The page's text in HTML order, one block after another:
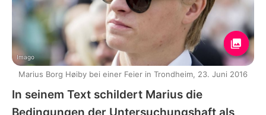
In seinem Text schildert Marius die
Imago
Marius Borg Høiby bei einer Feier in Trondheim, 23. Juni 2016